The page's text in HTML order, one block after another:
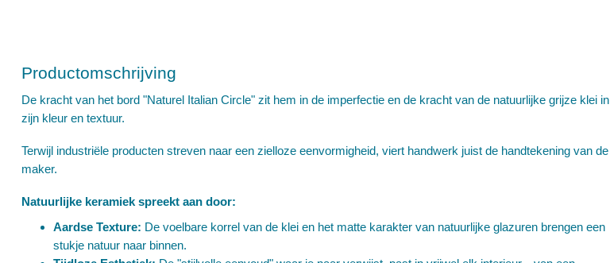
Productomschrijving
De kracht van het bord "Naturel Italian Circle" zit hem in de imperfectie en de kracht van de natuurlijke grijze klei in
zijn kleur en textuur.
Terwijl industriële producten streven naar een zielloze eenvormigheid, viert handwerk juist de handtekening van de
maker.
Natuurlijke keramiek spreekt aan door:
Aardse Texture: De voelbare korrel van de klei en het matte karakter van natuurlijke glazuren brengen een
stukje natuur naar binnen.